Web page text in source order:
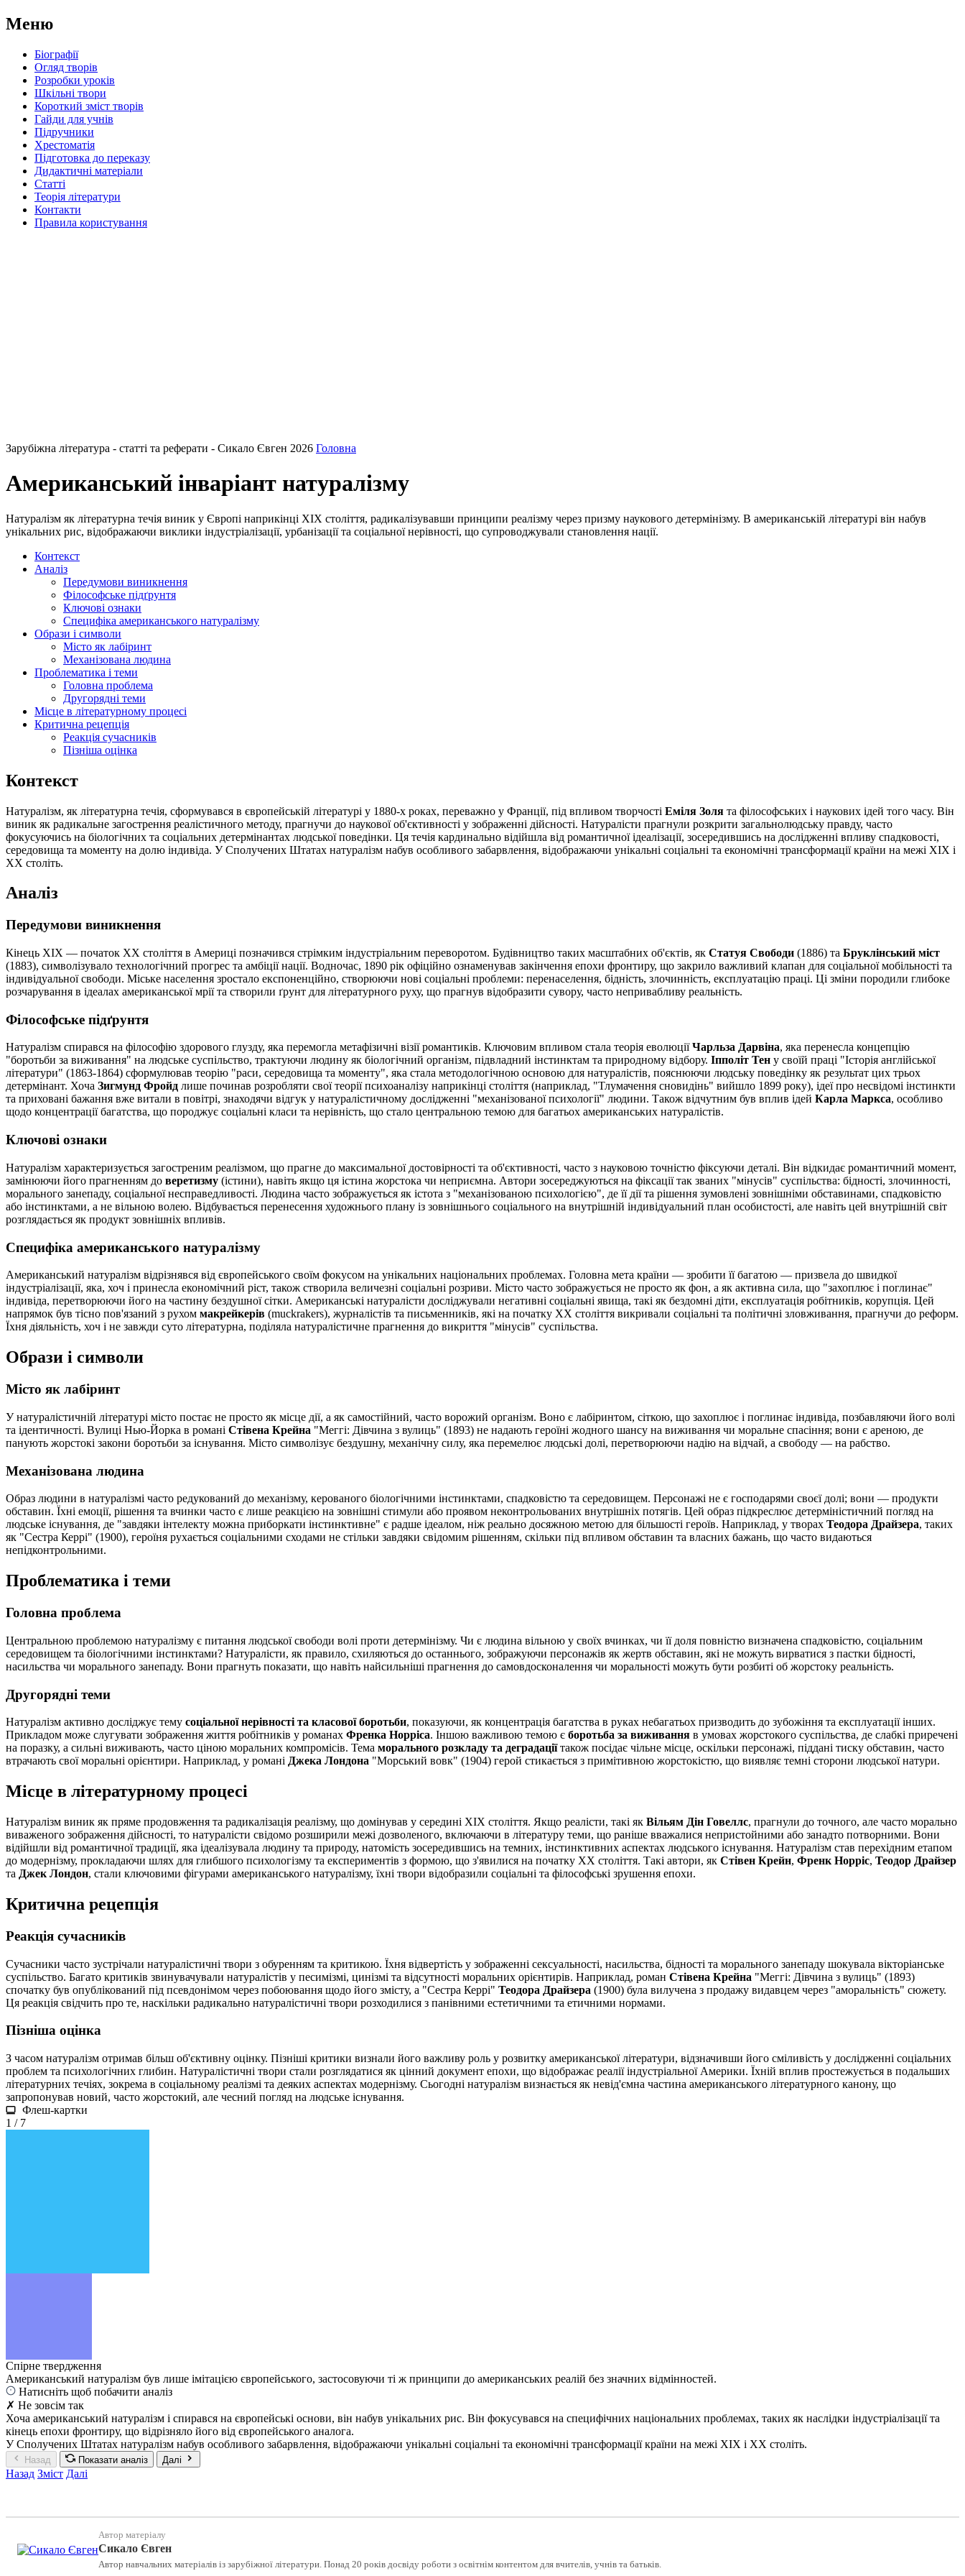
Меню
Біографії
Огляд творів
Розробки уроків
Шкільні твори
Короткий зміст творів
Гайди для учнів
Підручники
Хрестоматія
Підготовка до переказу
Дидактичні матеріали
Статті
Теорія літератури
Контакти
Правила користування
Зарубіжна література - статті та реферати - Сикало Євген 2026 Головна
Американський інваріант натуралізму
Натуралізм як літературна течія виник у Європі наприкінці XIX століття, радикалізувавши принципи реалізму через призму наукового детермінізму. В американській літературі він набув
унікальних рис, відображаючи виклики індустріалізації, урбанізації та соціальної нерівності, що супроводжували становлення нації.
Контекст
Аналіз
Передумови виникнення
Філософське підґрунтя
Ключові ознаки
Специфіка американського натуралізму
Образи і символи
Місто як лабіринт
Механізована людина
Проблематика і теми
Головна проблема
Другорядні теми
Місце в літературному процесі
Критична рецепція
Реакція сучасників
Пізніша оцінка
Контекст
Натуралізм, як літературна течія, сформувався в європейській літературі у 1880-х роках, переважно у Франції, під впливом творчості Еміля Золя та філософських і наукових ідей того часу. Він
виник як радикальне загострення реалістичного методу, прагнучи до наукової об'єктивності у зображенні дійсності. Натуралісти прагнули розкрити загальнолюдську правду, часто
фокусуючись на біологічних та соціальних детермінантах людської поведінки. Ця течія кардинально відійшла від романтичної ідеалізації, зосередившись на дослідженні впливу спадковості,
середовища та моменту на долю індивіда. У Сполучених Штатах натуралізм набув особливого забарвлення, відображаючи унікальні соціальні та економічні трансформації країни на межі XIX і
XX століть.
Аналіз
Передумови виникнення
Кінець XIX — початок XX століття в Америці позначився стрімким індустріальним переворотом. Будівництво таких масштабних об'єктів, як Статуя Свободи (1886) та Бруклінський міст
(1883), символізувало технологічний прогрес та амбіції нації. Водночас, 1890 рік офіційно ознаменував закінчення епохи фронтиру, що закрило важливий клапан для соціальної мобільності та
індивідуальної свободи. Міське населення зростало експоненційно, створюючи нові соціальні проблеми: перенаселення, бідність, злочинність, експлуатацію праці. Ці зміни породили глибоке
розчарування в ідеалах американської мрії та створили ґрунт для літературного руху, що прагнув відобразити сувору, часто непривабливу реальність.
Філософське підґрунтя
Натуралізм спирався на філософію здорового глузду, яка перемогла метафізичні візії романтиків. Ключовим впливом стала теорія еволюціїЧарльза Дарвіна, яка перенесла концепцію
"боротьби за виживання" на людське суспільство, трактуючи людину як біологічний організм, підвладний інстинктам та природному відбору. Іпполіт Тен у своїй праці "Історія англійської
літератури" (1863-1864) сформулював теорію "раси, середовища та моменту", яка стала методологічною основою для натуралістів, пояснюючи людську поведінку як результат цих трьох
детермінант. Хоча Зигмунд Фройд лише починав розробляти свої теорії психоаналізу наприкінці століття (наприклад, "Тлумачення сновидінь" вийшло 1899 року), ідеї про несвідомі інстинкти
та приховані бажання вже витали в повітрі, знаходячи відгук у натуралістичному дослідженні "механізованої психології" людини. Також відчутним був вплив ідей Карла Маркса, особливо
щодо концентрації багатства, що породжує соціальні класи та нерівність, що стало центральною темою для багатьох американських натуралістів.
Ключові ознаки
Натуралізм характеризується загостреним реалізмом, що прагне до максимальної достовірності та об'єктивності, часто з науковою точністю фіксуючи деталі. Він відкидає романтичний момент,
замінюючи його прагненням до веретизму (істини), навіть якщо ця істина жорстока чи неприємна. Автори зосереджуються на фіксації так званих "мінусів" суспільства: бідності, злочинності,
морального занепаду, соціальної несправедливості. Людина часто зображується як істота з "механізованою психологією", де її дії та рішення зумовлені зовнішніми обставинами, спадковістю
або інстинктами, а не вільною волею. Відбувається перенесення художнього плану із зовнішнього соціального на внутрішній індивідуальний план особистості, але навіть цей внутрішній світ
розглядається як продукт зовнішніх впливів.
Специфіка американського натуралізму
Американський натуралізм відрізнявся від європейського своїм фокусом на унікальних національних проблемах. Головна мета країни — зробити її багатою — призвела до швидкої
індустріалізації, яка, хоч і принесла економічний ріст, також створила величезні соціальні розриви. Місто часто зображується не просто як фон, а як активна сила, що "захоплює і поглинає"
індивіда, перетворюючи його на частину бездушної сітки. Американські натуралісти досліджували негативні соціальні явища, такі як бездомні діти, експлуатація робітників, корупція. Цей
напрямок був тісно пов'язаний з рухом макрейкерів (muckrakers), журналістів та письменників, які на початку XX століття викривали соціальні та політичні зловживання, прагнучи до реформ.
Їхня діяльність, хоч і не завжди суто літературна, поділяла натуралістичне прагнення до викриття "мінусів" суспільства.
Образи і символи
Місто як лабіринт
У натуралістичній літературі місто постає не просто як місце дії, а як самостійний, часто ворожий організм. Воно є лабіринтом, сіткою, що захоплює і поглинає індивіда, позбавляючи його волі
та ідентичності. Вулиці Нью-Йорка в романі Стівена Крейна "Меггі: Дівчина з вулиць" (1893) не надають героїні жодного шансу на виживання чи моральне спасіння; вони є ареною, де
панують жорстокі закони боротьби за існування. Місто символізує бездушну, механічну силу, яка перемелює людські долі, перетворюючи надію на відчай, а свободу — на рабство.
Механізована людина
Образ людини в натуралізмі часто редукований до механізму, керованого біологічними інстинктами, спадковістю та середовищем. Персонажі не є господарями своєї долі; вони — продукти
обставин. Їхні емоції, рішення та вчинки часто є лише реакцією на зовнішні стимули або проявом неконтрольованих внутрішніх потягів. Цей образ підкреслює детерміністичний погляд на
людське існування, де "завдяки інтелекту можна приборкати інстинктивне" є радше ідеалом, ніж реально досяжною метою для більшості героїв. Наприклад, у творах Теодора Драйзера, таких
як "Сестра Керрі" (1900), героїня рухається соціальними сходами не стільки завдяки свідомим рішенням, скільки під впливом обставин та власних бажань, що часто видаються
непідконтрольними.
Проблематика і теми
Головна проблема
Центральною проблемою натуралізму є питання людської свободи волі проти детермінізму. Чи є людина вільною у своїх вчинках, чи її доля повністю визначена спадковістю, соціальним
середовищем та біологічними інстинктами? Натуралісти, як правило, схиляються до останнього, зображуючи персонажів як жертв обставин, які не можуть вирватися з пастки бідності,
насильства чи морального занепаду. Вони прагнуть показати, що навіть найсильніші прагнення до самовдосконалення чи моральності можуть бути розбиті об жорстоку реальність.
Другорядні теми
Натуралізм активно досліджує тему соціальної нерівності та класової боротьби, показуючи, як концентрація багатства в руках небагатьох призводить до зубожіння та експлуатації інших.
Прикладом може слугувати зображення життя робітників у романах Френка Норріса. Іншою важливою темою є боротьба за виживання в умовах жорстокого суспільства, де слабкі приречені
на поразку, а сильні виживають, часто ціною моральних компромісів. Тема морального розкладу та деградаціїтакож посідає чільне місце, оскільки персонажі, піддані тиску обставин, часто
втрачають свої моральні орієнтири. Наприклад, у романі Джека Лондона "Морський вовк" (1904) герой стикається з примітивною жорстокістю, що виявляє темні сторони людської натури.
Місце в літературному процесі
Натуралізм виник як пряме продовження та радикалізація реалізму, що домінував у середині XIX століття. Якщо реалісти, такі як Вільям Дін Говеллс, прагнули до точного, але часто морально
виваженого зображення дійсності, то натуралісти свідомо розширили межі дозволеного, включаючи в літературу теми, що раніше вважалися непристойними або занадто потворними. Вони
відійшли від романтичної традиції, яка ідеалізувала людину та природу, натомість зосередившись на темних, інстинктивних аспектах людського існування. Натуралізм став перехідним етапом
до модернізму, прокладаючи шлях для глибшого психологізму та експериментів з формою, що з'явилися на початку XX століття. Такі автори, як Стівен Крейн, Френк Норріс, Теодор Драйзер
та Джек Лондон, стали ключовими фігурами американського натуралізму, їхні твори відобразили соціальні та філософські зрушення епохи.
Критична рецепція
Реакція сучасників
Сучасники часто зустрічали натуралістичні твори з обуренням та критикою. Їхня відвертість у зображенні сексуальності, насильства, бідності та морального занепаду шокувала вікторіанське
суспільство. Багато критиків звинувачували натуралістів у песимізмі, цинізмі та відсутності моральних орієнтирів. Наприклад, роман Стівена Крейна "Меггі: Дівчина з вулиць" (1893)
спочатку був опублікований під псевдонімом через побоювання щодо його змісту, а "Сестра Керрі" Теодора Драйзера (1900) була вилучена з продажу видавцем через "аморальність" сюжету.
Ця реакція свідчить про те, наскільки радикально натуралістичні твори розходилися з панівними естетичними та етичними нормами.
Пізніша оцінка
З часом натуралізм отримав більш об'єктивну оцінку. Пізніші критики визнали його важливу роль у розвитку американської літератури, відзначивши його сміливість у дослідженні соціальних
проблем та психологічних глибин. Натуралістичні твори стали розглядатися як цінний документ епохи, що відображає реалії індустріальної Америки. Їхній вплив простежується в подальших
літературних течіях, зокрема в соціальному реалізмі та деяких аспектах модернізму. Сьогодні натуралізм визнається як невід'ємна частина американського літературного канону, що
запропонував новий, часто жорстокий, але чесний погляд на людське існування.
Флеш-картки
1 / 7
Спірне твердження
Американський натуралізм був лише імітацією європейського, застосовуючи ті ж принципи до американських реалій без значних відмінностей.
Натисніть щоб побачити аналіз
✗ Не зовсім так
Хоча американський натуралізм і спирався на європейські основи, він набув унікальних рис. Він фокусувався на специфічних національних проблемах, таких як наслідки індустріалізації та
кінець епохи фронтиру, що відрізняло його від європейського аналога.
У Сполучених Штатах натуралізм набув особливого забарвлення, відображаючи унікальні соціальні та економічні трансформації країни на межі XIX і XX століть.
Назад Показати аналіз Далі
Назад Зміст Далі
Автор матеріалу
Сикало Євген
Автор навчальних матеріалів із зарубіжної літератури. Понад 20 років досвіду роботи з освітнім контентом для вчителів, учнів та батьків.